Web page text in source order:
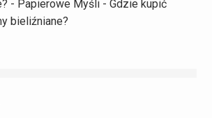
- Papierowe Myśli- Gdzie kupić
bieliźniane?